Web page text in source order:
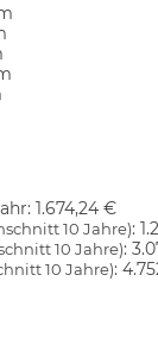
1.674,24 €
10 Jahre):
10 Jahre):
10 Jahre):